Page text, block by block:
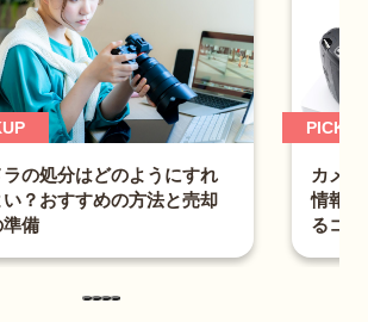
PICKUP
カメラを売る時の注意点とは？
情報漏えいの予防法と高値で売